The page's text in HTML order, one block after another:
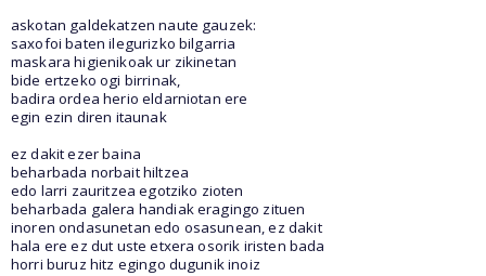
askotan galdekatzen naute gauzek:
saxofoi baten ilegurizko bilgarria
maskara higienikoak ur zikinetan
bide ertzeko ogi birrinak,
badira ordea herio eldarniotan ere
egin ezin diren itaunak
ez dakit ezer baina
beharbada norbait hiltzea
edo larri zauritzea egotziko zioten
beharbada galera handiak eragingo zituen
inoren ondasunetan edo osasunean, ez dakit
hala ere ez dut uste etxera osorik iristen bada
horri buruz hitz egingo dugunik inoiz